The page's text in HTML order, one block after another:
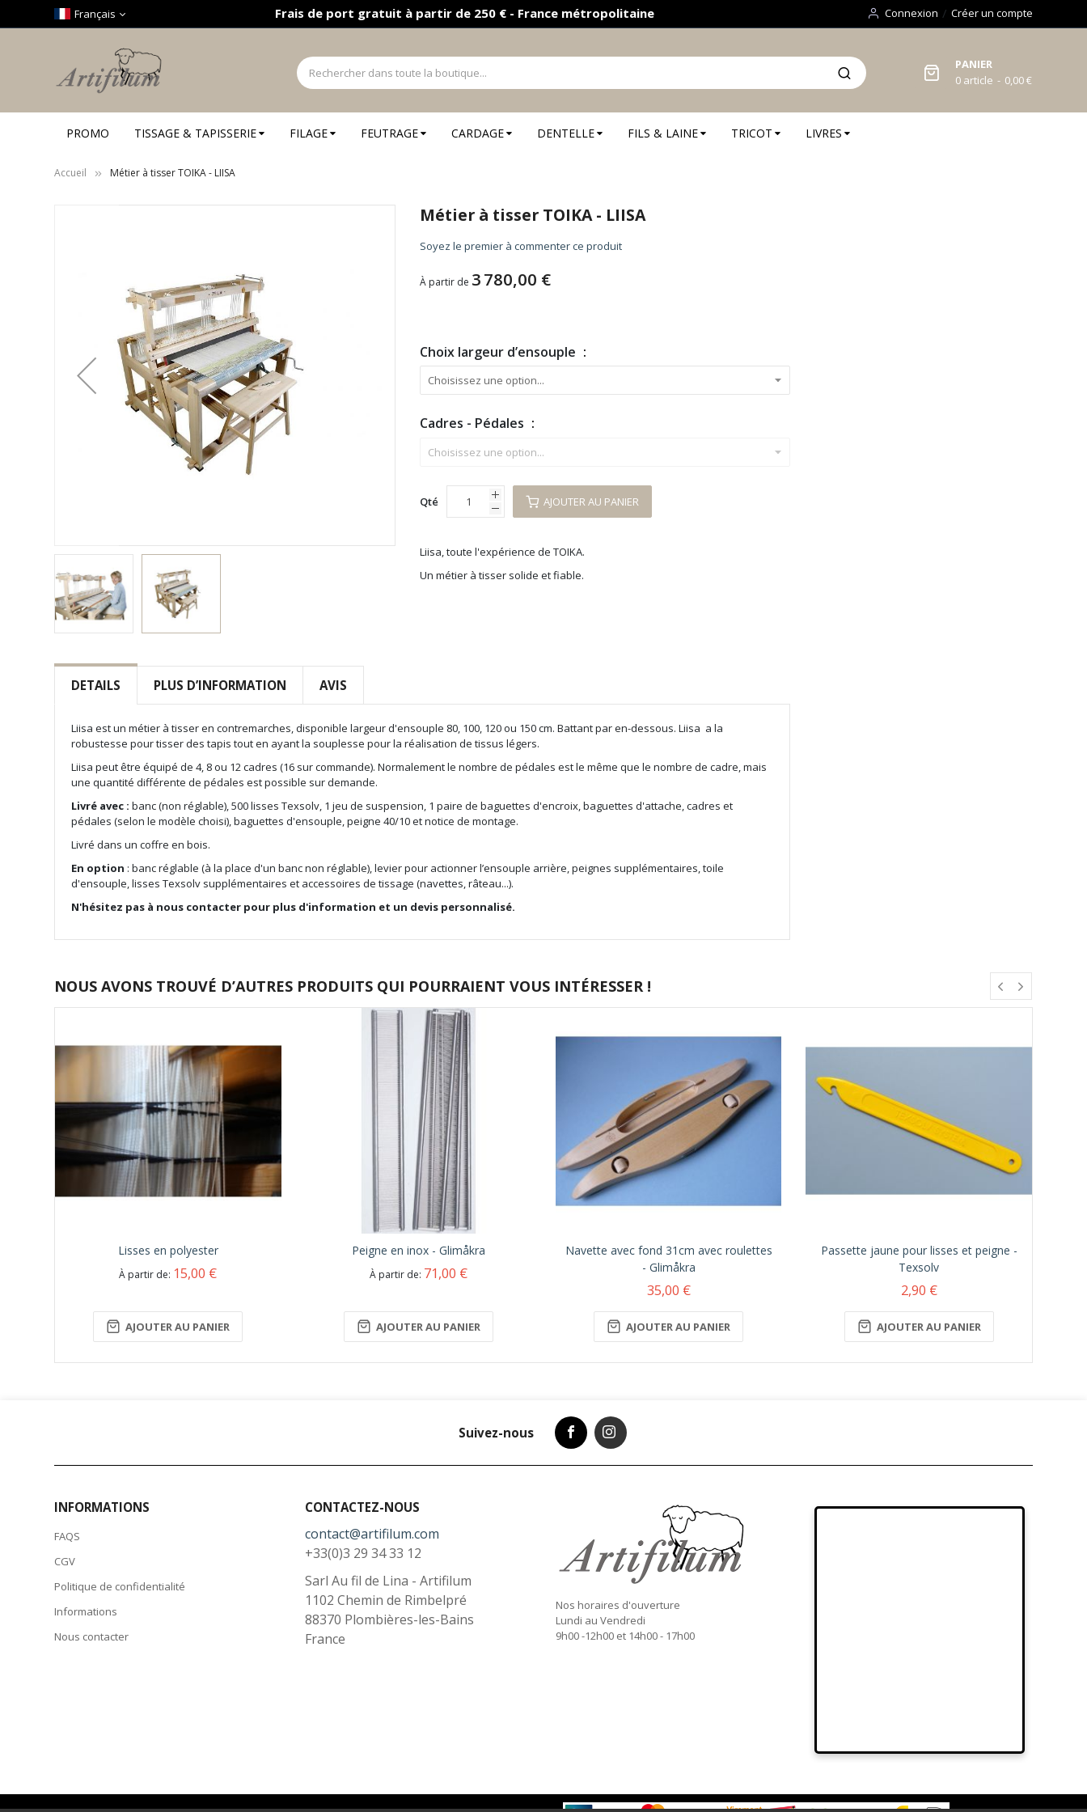
Français Frais de port gratuit à partir de 250 € - France métropolitaine Connexion Créer un compte
PANIER
0 article 0,00 €
PROMO TISSAGE & TAPISSERIE FILAGE FEUTRAGE CARDAGE DENTELLE FILS & LAINE TRICOT LIVRES
Accueil Métier à tisser TOIKA - LIISA
to
beginning
images
Métier à tisser TOIKA - LIISA
Soyez le premier à commenter ce produit
À partir de 3 780,00 €
Choix largeur d’ensouple
Cadres - Pédales
Qté AJOUTER AU PANIER
Liisa, toute l'expérience de TOIKA.
Un métier à tisser solide et fiable.
DETAILS PLUS D’INFORMATION AVIS
Liisa est un métier à tisser en contremarches, disponible largeur d'ensouple 80, 100, 120 ou 150 cm. Battant par en-dessous.Liisa a la
robustesse pourtisserdes tapis tout en ayant la souplesse pour la réalisation detissus légers.
Liisa peut être équipé de 4, 8 ou 12 cadres (16 sur commande). Normalement le nombre de pédales est le même que le nombre de cadre, mais
une quantité différente de pédales est possible sur demande.
Livré avec : banc (non réglable), 500 lisses Texsolv, 1 jeu de suspension, 1 paire de baguettes d'encroix, baguettes d'attache, cadres et
pédales (selon le modèle choisi), baguettes d'ensouple, peigne 40/10 et notice de montage.
Livré dans un coffre en bois.
En option : banc réglable (à la place d'un banc non réglable), levier pour actionner l’ensouple arrière, peignes supplémentaires, toile
d'ensouple, lisses Texsolv supplémentaires et accessoires de tissage (navettes, râteau...).
N'hésitez pas à nous contacter pour plus d'information et un devis personnalisé.
NOUS AVONS TROUVÉ D’AUTRES PRODUITS QUI POURRAIENT VOUS INTÉRESSER !
Lisses en polyester
À partir de 15,00 €
AJOUTER AU PANIER
Peigne en inox - Glimåkra
À partir de 71,00 €
AJOUTER AU PANIER
Navette avec fond 31cm avec roulettes
- Glimåkra
35,00 €
AJOUTER AU PANIER
Passette jaune pour lisses et peigne -
Texsolv
2,90 €
AJOUTER AU PANIER
Suivez-nous
INFORMATIONS
FAQS
CGV
Politique de confidentialité
Informations
Nous contacter
CONTACTEZ-NOUS
contact@artifilum.com
+33(0)3 29 34 33 12
Sarl Au fil de Lina - Artifilum
1102 Chemin de Rimbelpré
88370 Plombières-les-Bains
France
Nos horaires d'ouverture
Lundi au Vendredi
9h00 -12h00 et 14h00 - 17h00
Panneau de gestion des cookies